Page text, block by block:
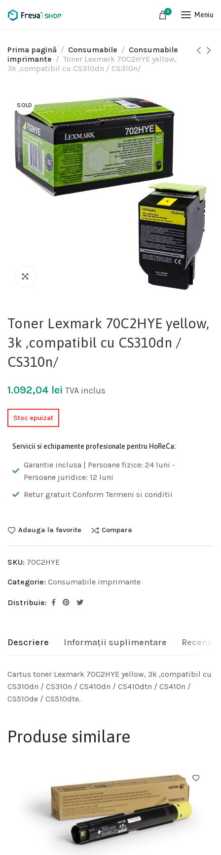
0 Meniu
Prima pagină Consumabile
Consumabile
imprimante
Toner Lexmark 70C2HYE yellow,
3k ,compatibil cu CS310dn / CS310n/
SOLD
Toner Lexmark 70C2HYE yellow,
3k ,compatibil cu CS310dn /
CS310n/
1.092,04 lei TVA inclus
Stoc epuizat
Servicii si echipamente profesionale pentru HoReCa:
Garantie inclusa | Persoane fizice: 24 luni -
Persoane juridice: 12 luni
Retur gratuit Conform Termeni si conditii
Adauga la favorite Compara
SKU: 70C2HYE
Categorie: Consumabile imprimante
Distribuie:
Descriere Informații suplimentare Recenzii
Cartus toner Lexmark 70C2HYE yellow, 3k ,compatibil cu
CS310dn / CS310n / CS410dn / CS410dtn / CS410n /
CS510de / CS510dte.
Produse similare